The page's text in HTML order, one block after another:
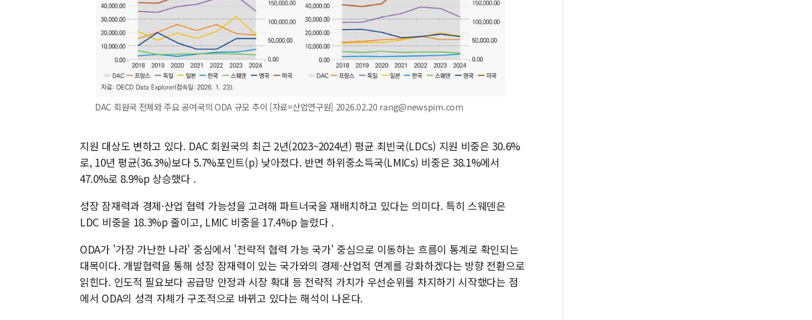
DAC 회원국 전체와 주요 공여국의 ODA 규모 추이 [자료=산업연구원] 2026.02.20 rang@newspim.com
지원 대상도 변하고 있다. DAC 회원국의 최근 2년(2023~2024년) 평균 최빈국(LDCs) 지원 비중은 30.6%
로, 10년 평균(36.3%)보다 5.7%포인트(p) 낮아졌다. 반면 하위중소득국(LMICs) 비중은 38.1%에서
47.0%로 8.9%p 상승했다 .
성장 잠재력과 경제·산업 협력 가능성을 고려해 파트너국을 재배치하고 있다는 의미다. 특히 스웨덴은
LDC 비중을 18.3%p 줄이고, LMIC 비중을 17.4%p 늘렸다 .
ODA가 '가장 가난한 나라' 중심에서 '전략적 협력 가능 국가' 중심으로 이동하는 흐름이 통계로 확인되는
대목이다. 개발협력을 통해 성장 잠재력이 있는 국가와의 경제·산업적 연계를 강화하겠다는 방향 전환으로
읽힌다. 인도적 필요보다 공급망 안정과 시장 확대 등 전략적 가치가 우선순위를 차지하기 시작했다는 점
에서 ODA의 성격 자체가 구조적으로 바뀌고 있다는 해석이 나온다.